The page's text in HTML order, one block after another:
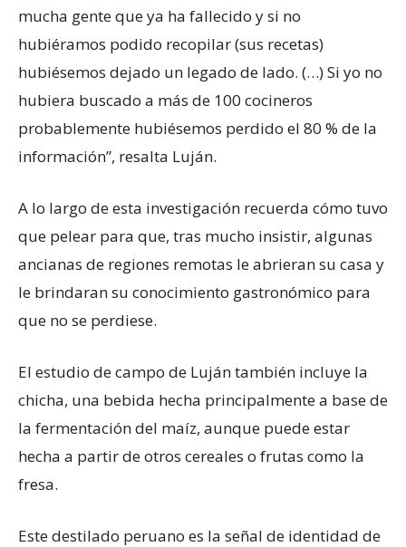
mucha gente que ya ha fallecido y si no
hubiéramos podido recopilar (sus recetas)
hubiésemos dejado un legado de lado. (…) Si yo no
hubiera buscado a más de 100 cocineros
probablemente hubiésemos perdido el 80 % de la
información”, resalta Luján.
A lo largo de esta investigación recuerda cómo tuvo
que pelear para que, tras mucho insistir, algunas
ancianas de regiones remotas le abrieran su casa y
le brindaran su conocimiento gastronómico para
que no se perdiese.
El estudio de campo de Luján también incluye la
chicha, una bebida hecha principalmente a base de
la fermentación del maíz, aunque puede estar
hecha a partir de otros cereales o frutas como la
fresa.
Este destilado peruano es la señal de identidad de